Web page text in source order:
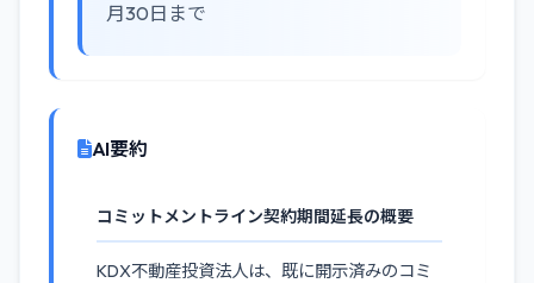
月30日まで
AI要約
コミットメントライン契約期間延長の概要
KDX不動産投資法人は、既に開示済みのコミ